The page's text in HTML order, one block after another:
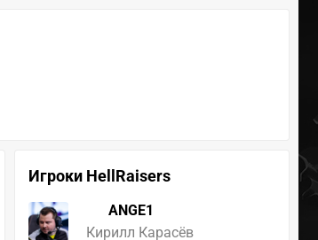
Игроки HellRaisers
ANGE1
Кирилл Карасёв